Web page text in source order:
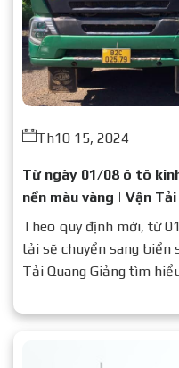
Th10 15, 2024
Từ ngày 01/08 ô tô
nền màu vàng | Vận
Theo quy định mới, từ
tải sẽ chuyển sang biển
Tải Quang Giảng tìm